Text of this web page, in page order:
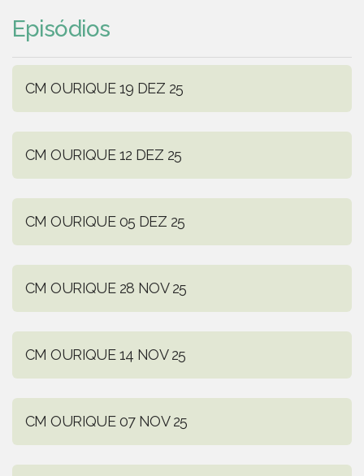
Episódios
CM OURIQUE 19 DEZ 25
CM OURIQUE 12 DEZ 25
CM OURIQUE 05 DEZ 25
CM OURIQUE 28 NOV 25
CM OURIQUE 14 NOV 25
CM OURIQUE 07 NOV 25